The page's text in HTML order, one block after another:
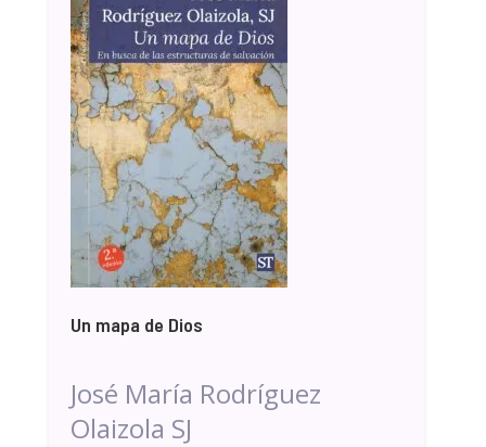
Un mapa de Dios
José María Rodríguez
Olaizola SJ